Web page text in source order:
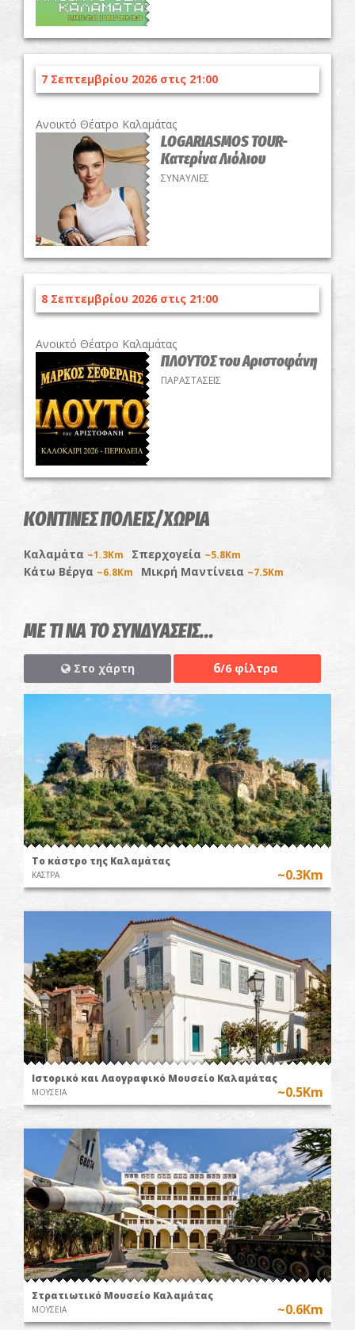
7 Σεπτεμβρίου 2026 στις 21:00
Ανοικτό Θέατρο Καλαμάτας
LOGARIASMOS TOUR-
Κατερίνα Λιόλιου
ΣΥΝΑΥΛΙΕΣ
8 Σεπτεμβρίου 2026 στις 21:00
Ανοικτό Θέατρο Καλαμάτας
ΠΛΟΥΤΟΣ του Αριστοφάνη
ΠΑΡΑΣΤΑΣΕΙΣ
ΚΟΝΤΙΝΕΣ ΠΟΛΕΙΣ/ΧΩΡΙΑ
Καλαμάτα ~1.3Km Σπερχογεία ~5.8Km
Κάτω Βέργα ~6.8Km Μικρή Μαντίνεια ~7.5Km
ΜΕ ΤΙ ΝΑ ΤΟ ΣΥΝΔΥΑΣΕΙΣ...
Στο χάρτη 6/6 φίλτρα
Το κάστρο της Καλαμάτας
ΚΑΣΤΡΑ ~0.3Km
Ιστορικό και Λαογραφικό Μουσείο Καλαμάτας
ΜΟΥΣΕΙΑ ~0.5Km
Στρατιωτικό Μουσείο Καλαμάτας
ΜΟΥΣΕΙΑ ~0.6Km